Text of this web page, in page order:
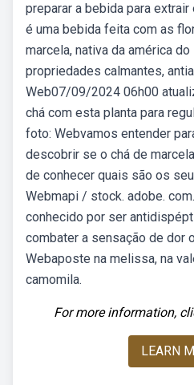
preparar a bebida para
é uma bebida feita com as
marcela, nativa da américa
propriedades calmantes,
Web07/09/2024 06h00
chá com esta planta para
foto: Webvamos entender
descobrir se o chá de
de conhecer quais são os
Webmapi / stock. adobe.
conhecido por ser
combater a sensação de dor
Webaposte na melissa, na
camomila.
For more information,
LEARN